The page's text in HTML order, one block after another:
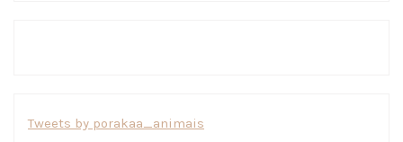
Tweets by porakaa_animais